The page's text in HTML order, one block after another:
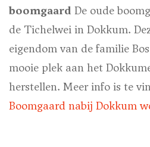
boomgaard De oude
de Tichelwei in Dokkum.
eigendom van de familie
mooie plek aan het
herstellen. Meer info is te
Boomgaard nabij Dokkum